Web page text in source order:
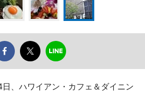
、ハワイアン・カフェ＆ダイニン